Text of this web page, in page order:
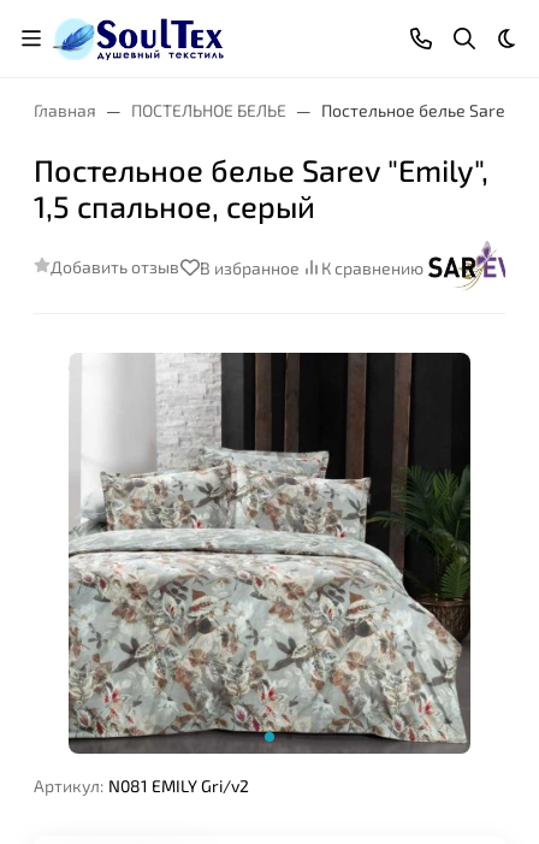
Главная ПОСТЕЛЬНОЕ БЕЛЬЕ Постельное белье Sarev
Постельное белье Sarev "Emily",
1,5 спальное, серый
Добавить отзыв В избранное К сравнению
Артикул: N081 EMILY Gri/v2